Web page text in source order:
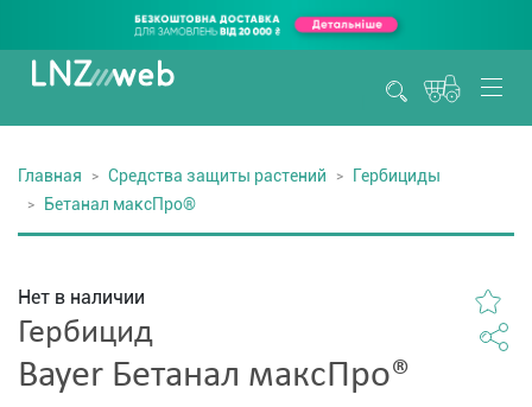
Главная Средства защиты растений
Гербициды
Бетанал максПро®
Нет в наличии
Гербицид
Bayer Бетанал максПро®